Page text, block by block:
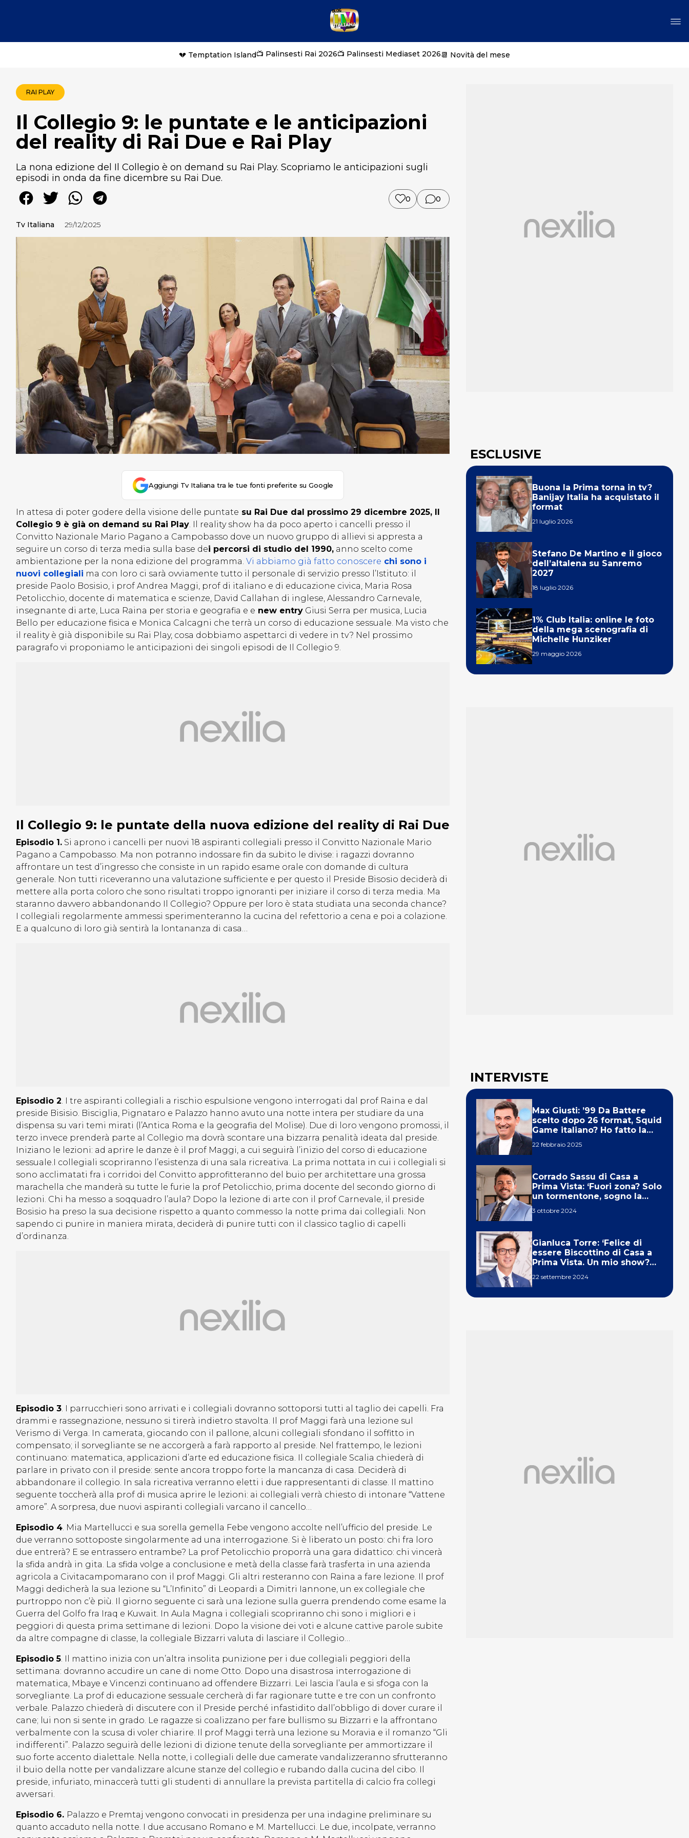
💔 Temptation Island📺 Palinsesti Rai 2026📺 Palinsesti Mediaset 2026📆 Novità del mese
RAI PLAY
Il Collegio 9: le puntate e le anticipazioni
del reality di Rai Due e Rai Play
La nona edizione del Il Collegio è on demand su Rai Play. Scopriamo le anticipazioni sugli
episodi in onda da fine dicembre su Rai Due.
0 0
Tv Italiana 29/12/2025
Aggiungi Tv Italiana tra le tue fonti preferite su Google
In attesa di poter godere della visione delle puntate su Rai Due dal prossimo 29 dicembre 2025, Il
Collegio 9 è già on demand su Rai Play. Il reality show ha da poco aperto i cancelli presso il
Convitto Nazionale Mario Pagano a Campobasso dove un nuovo gruppo di allievi si appresta a
seguire un corso di terza media sulla base dei percorsi di studio del 1990, anno scelto come
ambientazione per la nona edizione del programma. Vi abbiamo già fatto conoscere chi sono i
nuovi collegiali ma con loro ci sarà ovviamente tutto il personale di servizio presso l’Istituto: il
preside Paolo Bosisio, i prof Andrea Maggi, prof di italiano e di educazione civica, Maria Rosa
Petolicchio, docente di matematica e scienze, David Callahan di inglese, Alessandro Carnevale,
insegnante di arte, Luca Raina per storia e geografia e e new entry Giusi Serra per musica, Lucia
Bello per educazione fisica e Monica Calcagni che terrà un corso di educazione sessuale. Ma visto che
il reality è già disponibile su Rai Play, cosa dobbiamo aspettarci di vedere in tv? Nel prossimo
paragrafo vi proponiamo le anticipazioni dei singoli episodi de Il Collegio 9.
Il Collegio 9: le puntate della nuova edizione del reality di Rai Due
Episodio 1. Si aprono i cancelli per nuovi 18 aspiranti collegiali presso il Convitto Nazionale Mario
Pagano a Campobasso. Ma non potranno indossare fin da subito le divise: i ragazzi dovranno
affrontare un test d’ingresso che consiste in un rapido esame orale con domande di cultura
generale. Non tutti riceveranno una valutazione sufficiente e per questo il Preside Bisosio deciderà di
mettere alla porta coloro che sono risultati troppo ignoranti per iniziare il corso di terza media. Ma
staranno davvero abbandonando Il Collegio? Oppure per loro è stata studiata una seconda chance?
I collegiali regolarmente ammessi sperimenteranno la cucina del refettorio a cena e poi a colazione.
E a qualcuno di loro già sentirà la lontananza di casa…
Episodio 2. I tre aspiranti collegiali a rischio espulsione vengono interrogati dal prof Raina e dal
preside Bisisio. Bisciglia, Pignataro e Palazzo hanno avuto una notte intera per studiare da una
dispensa su vari temi mirati (l’Antica Roma e la geografia del Molise). Due di loro vengono promossi, il
terzo invece prenderà parte al Collegio ma dovrà scontare una bizzarra penalità ideata dal preside.
Iniziano le lezioni: ad aprire le danze è il prof Maggi, a cui seguirà l’inizio del corso di educazione
sessuale.I collegiali scopriranno l’esistenza di una sala ricreativa. La prima nottata in cui i collegiali si
sono acclimatati fra i corridoi del Convitto approfitteranno del buio per architettare una grossa
marachella che manderà su tutte le furie la prof Petolicchio, prima docente del secondo giorno di
lezioni. Chi ha messo a soqquadro l’aula? Dopo la lezione di arte con il prof Carnevale, il preside
Bosisio ha preso la sua decisione rispetto a quanto commesso la notte prima dai collegiali. Non
sapendo ci punire in maniera mirata, deciderà di punire tutti con il classico taglio di capelli
d’ordinanza.
Episodio 3. I parrucchieri sono arrivati e i collegiali dovranno sottoporsi tutti al taglio dei capelli. Fra
drammi e rassegnazione, nessuno si tirerà indietro stavolta. Il prof Maggi farà una lezione sul
Verismo di Verga. In camerata, giocando con il pallone, alcuni collegiali sfondano il soffitto in
compensato; il sorvegliante se ne accorgerà a farà rapporto al preside. Nel frattempo, le lezioni
continuano: matematica, applicazioni d’arte ed educazione fisica. Il collegiale Scalia chiederà di
parlare in privato con il preside: sente ancora troppo forte la mancanza di casa. Deciderà di
abbandonare il collegio. In sala ricreativa verranno eletti i due rappresentanti di classe. Il mattino
seguente toccherà alla prof di musica aprire le lezioni: ai collegiali verrà chiesto di intonare “Vattene
amore”. A sorpresa, due nuovi aspiranti collegiali varcano il cancello…
Episodio 4. Mia Martellucci e sua sorella gemella Febe vengono accolte nell’ufficio del preside. Le
due verranno sottoposte singolarmente ad una interrogazione. Si è liberato un posto: chi fra loro
due entrerà? E se entrassero entrambe? La prof Petolicchio proporrà una gara didattico: chi vincerà
la sfida andrà in gita. La sfida volge a conclusione e metà della classe farà trasferta in una azienda
agricola a Civitacampomarano con il prof Maggi. Gli altri resteranno con Raina a fare lezione. Il prof
Maggi dedicherà la sua lezione su “L’Infinito” di Leopardi a Dimitri Iannone, un ex collegiale che
purtroppo non c’è più. Il giorno seguente ci sarà una lezione sulla guerra prendendo come esame la
Guerra del Golfo fra Iraq e Kuwait. In Aula Magna i collegiali scopriranno chi sono i migliori e i
peggiori di questa prima settimane di lezioni. Dopo la visione dei voti e alcune cattive parole subite
da altre compagne di classe, la collegiale Bizzarri valuta di lasciare il Collegio…
Episodio 5. Il mattino inizia con un’altra insolita punizione per i due collegiali peggiori della
settimana: dovranno accudire un cane di nome Otto. Dopo una disastrosa interrogazione di
matematica, Mbaye e Vincenzi continuano ad offendere Bizzarri. Lei lascia l’aula e si sfoga con la
sorvegliante. La prof di educazione sessuale cercherà di far ragionare tutte e tre con un confronto
verbale. Palazzo chiederà di discutere con il Preside perché infastidito dall’obbligo di dover curare il
cane; lui non si sente in grado. Le ragazze si coalizzano per fare bullismo su Bizzarri e la affrontano
verbalmente con la scusa di voler chiarire. Il prof Maggi terrà una lezione su Moravia e il romanzo “Gli
indifferenti”. Palazzo seguirà delle lezioni di dizione tenute della sorvegliante per ammortizzare il
suo forte accento dialettale. Nella notte, i collegiali delle due camerate vandalizzeranno sfrutteranno
il buio della notte per vandalizzare alcune stanze del collegio e rubando dalla cucina del cibo. Il
preside, infuriato, minaccerà tutti gli studenti di annullare la prevista partitella di calcio fra collegi
avversari.
Episodio 6. Palazzo e Premtaj vengono convocati in presidenza per una indagine preliminare su
quanto accaduto nella notte. I due accusano Romano e M. Martellucci. Le due, incolpate, verranno
ESCLUSIVE
Buona la Prima torna in tv?
Banijay Italia ha acquistato il
format
21 luglio 2026
Stefano De Martino e il gioco
dell’altalena su Sanremo
2027
18 luglio 2026
1% Club Italia: online le foto
della mega scenografia di
Michelle Hunziker
29 maggio 2026
INTERVISTE
Max Giusti: ’99 Da Battere
scelto dopo 26 format, Squid
Game italiano? Ho fatto la
22 febbraio 2025
Corrado Sassu di Casa a
Prima Vista: ‘Fuori zona? Solo
un tormentone, sogno la
3 ottobre 2024
Gianluca Torre: ‘Felice di
essere Biscottino di Casa a
Prima Vista. Un mio show?
22 settembre 2024